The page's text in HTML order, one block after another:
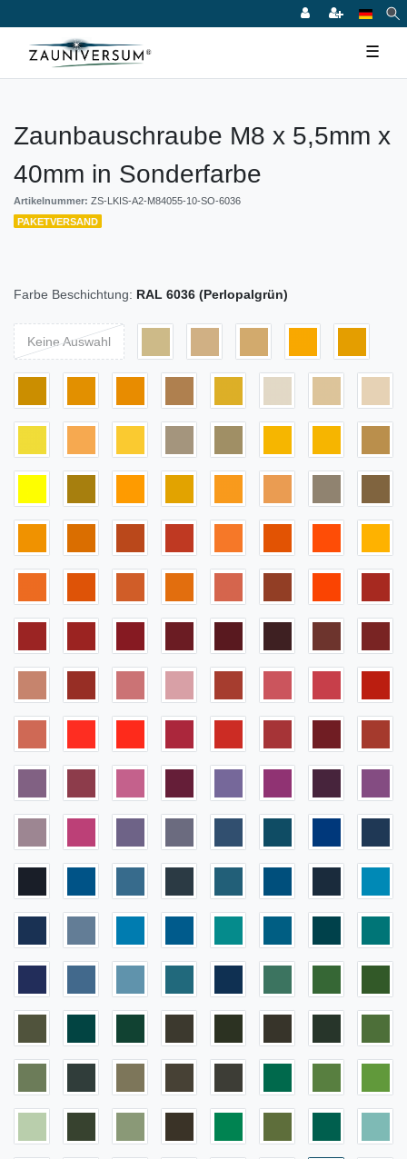
☰
Zaunbauschraube M8 x 5,5mm x
40mm in Sonderfarbe
Artikelnummer: ZS-LKIS-A2-M84055-10-SO-6036
PAKETVERSAND
Farbe Beschichtung: RAL 6036 (Perlopalgrün)
Keine Auswahl